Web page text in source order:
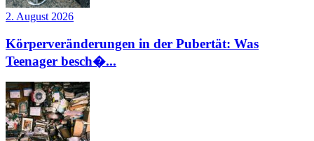
2. August 2026
Körperveränderungen in der Pubertät: Was
Teenager besch�...